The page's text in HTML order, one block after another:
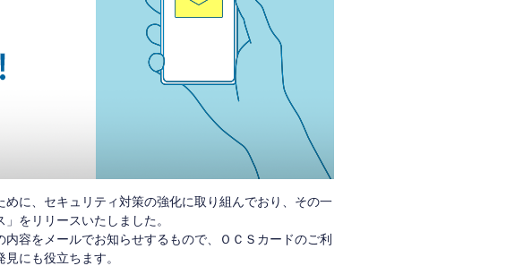
に、セキュリティ対策の強化に取り組んでおり、その一
をリリースいたしました。
容をメールでお知らせするもので、ＯＣＳカードのご利
にも役立ちます。